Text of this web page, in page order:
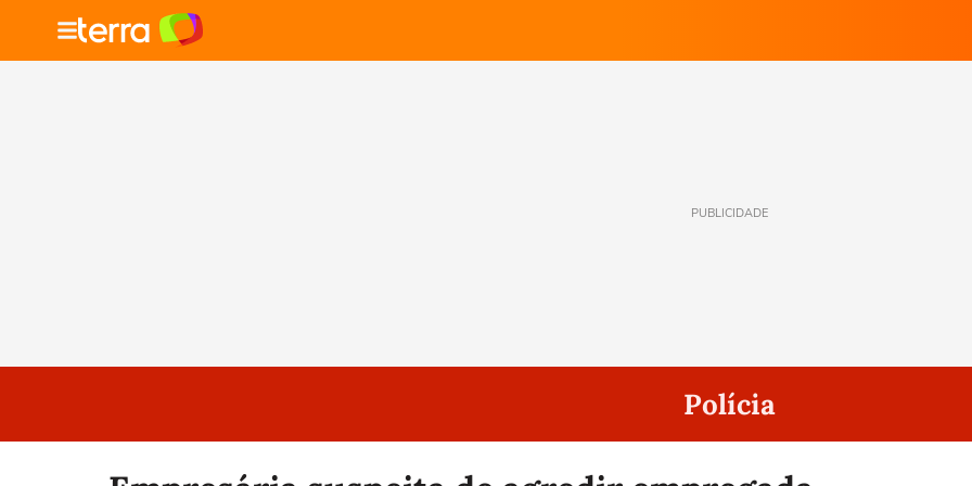
PUBLICIDADE
Polícia